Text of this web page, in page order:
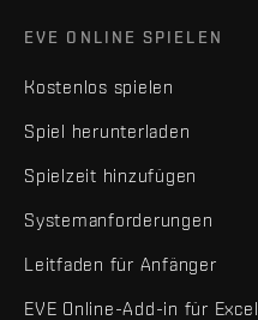
EVE ONLINE SPIELEN
Kostenlos spielen
Spiel herunterladen
Spielzeit hinzufügen
Systemanforderungen
Leitfaden für Anfänger
EVE Online-Add-in für Excel